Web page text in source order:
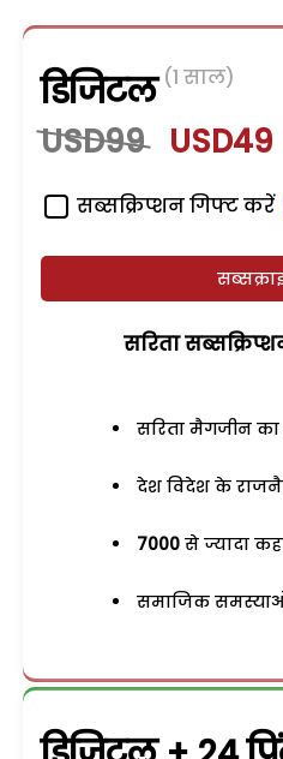
डिजिटल (1 साल)
USD99 USD49
सब्सक्रिप्शन गिफ्ट करें
सरिता
सरिता मैगजीन
देश विदेश के
7000 से ज्यादा
समाजिक